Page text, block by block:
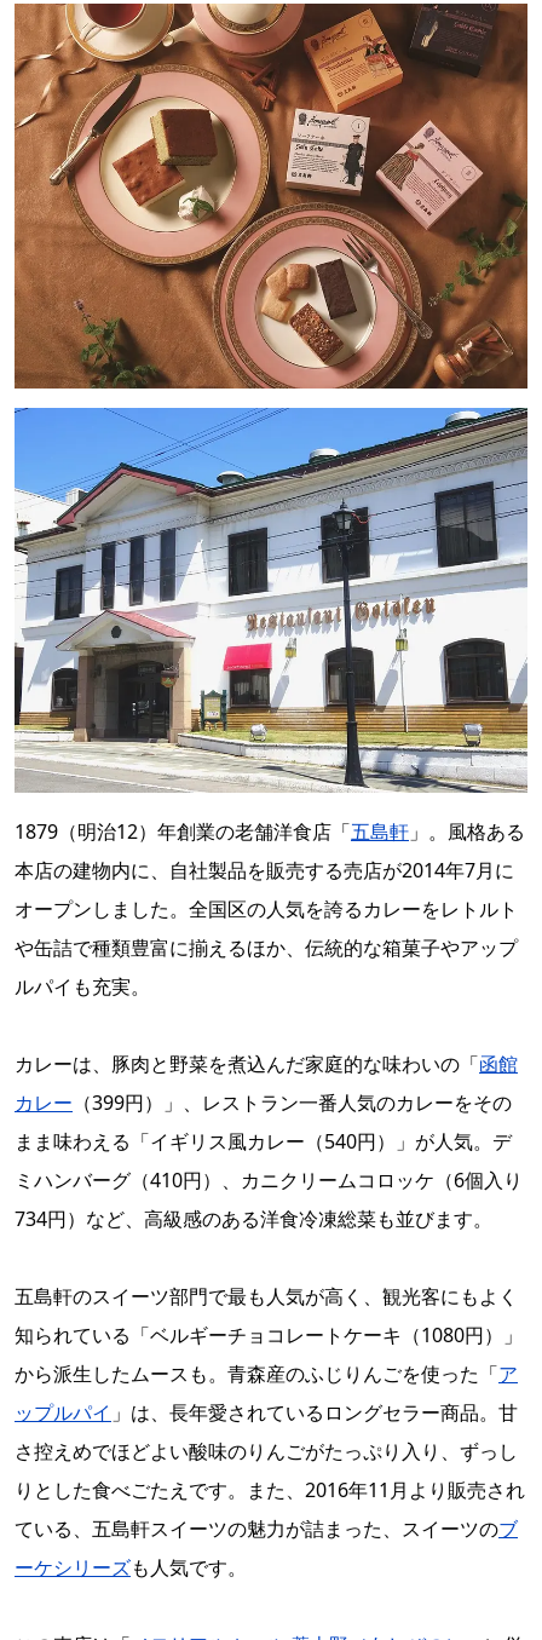
1879（明治12）年創業の老舗洋食店「五島軒 」。風格ある
本店の建物内に、自社製品を販売する売店が2014年7月に
オープンしました。全国区の人気を誇るカレーをレトルト
や缶詰で種類豊富に揃えるほか、伝統的な箱菓子やアップ
ルパイも充実。
カレーは、豚肉と野菜を煮込んだ家庭的な味わいの「函館
カレー （399円）」、レストラン一番人気のカレーをその
まま味わえる「イギリス風カレー（540円）」が人気。デ
ミハンバーグ（410円）、カニクリームコロッケ（6個入り
734円）など、高級感のある洋食冷凍総菜も並びます。
五島軒のスイーツ部門で最も人気が高く、観光客にもよく
知られている「ベルギーチョコレートケーキ（1080円）」
から派生したムースも。青森産のふじりんごを使った「ア
ップルパイ 」は、長年愛されているロングセラー商品。甘
さ控えめでほどよい酸味のりんごがたっぷり入り、ずっし
りとした食べごたえです。また、2016年11月より販売され
ている、五島軒スイーツの魅力が詰まった、スイーツのブ
ーケシリーズも人気です。